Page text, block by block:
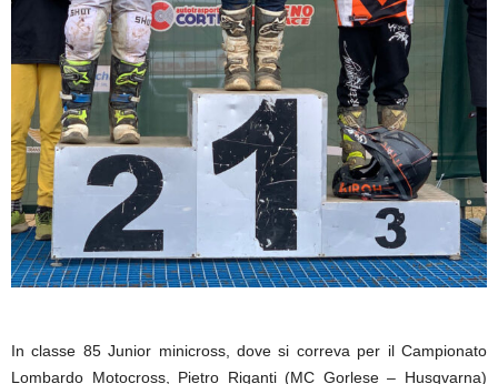
In classe 85 Junior minicross, dove si correva per il Campionato
Lombardo Motocross, Pietro Riganti (MC Gorlese – Husqvarna)